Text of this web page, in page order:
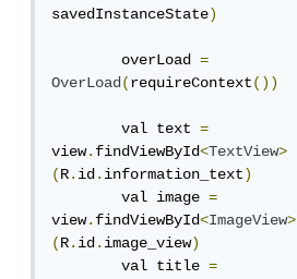
savedInstanceState)
        overLoad
=
OverLoad(requireContext())
        val text
=
view.findViewById<TextView>
(R.id.information_text)
        val image
=
view.findViewById<ImageView>
(R.id.image_view)
        val title
=